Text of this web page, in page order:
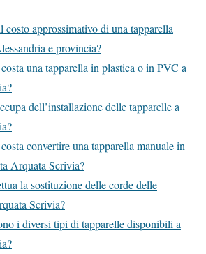
costo approssimativo di una tapparella
e provincia?
una tapparella in plastica o in PVC a
dell’installazione delle tapparelle a
convertire una tapparella manuale in
Arquata Scrivia?
la sostituzione delle corde delle
Scrivia?
i diversi tipi di tapparelle disponibili a